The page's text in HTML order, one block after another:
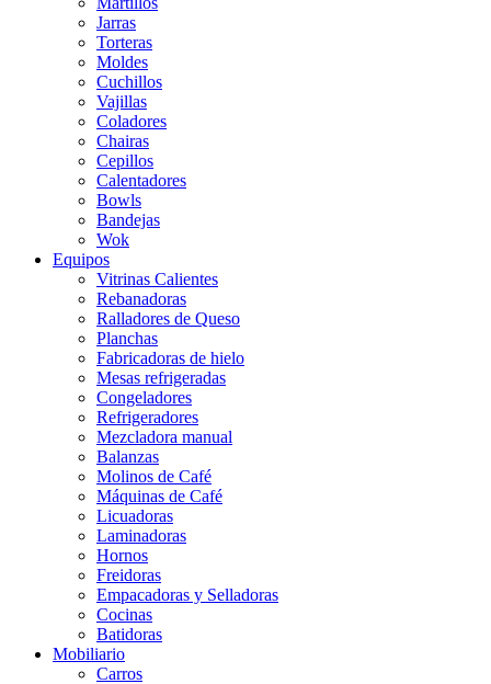
Jarras
Torteras
Moldes
Cuchillos
Vajillas
Coladores
Chairas
Cepillos
Calentadores
Bowls
Bandejas
Wok
Equipos
Vitrinas Calientes
Rebanadoras
Ralladores de Queso
Planchas
Fabricadoras de hielo
Mesas refrigeradas
Congeladores
Refrigeradores
Mezcladora manual
Balanzas
Molinos de Café
Máquinas de Café
Licuadoras
Laminadoras
Hornos
Freidoras
Empacadoras y Selladoras
Cocinas
Batidoras
Mobiliario
Carros